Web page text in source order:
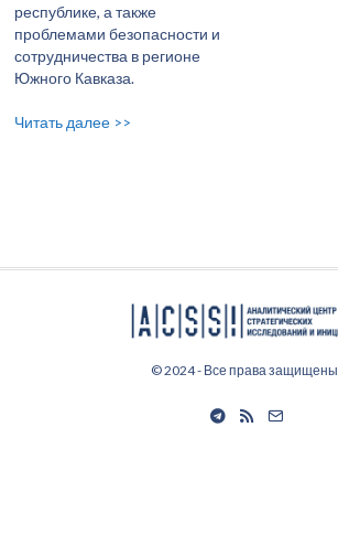
республике, а также
проблемами безопасности и
сотрудничества в регионе
Южного Кавказа.
Читать далее >>
© 2024 - Все права защищены.